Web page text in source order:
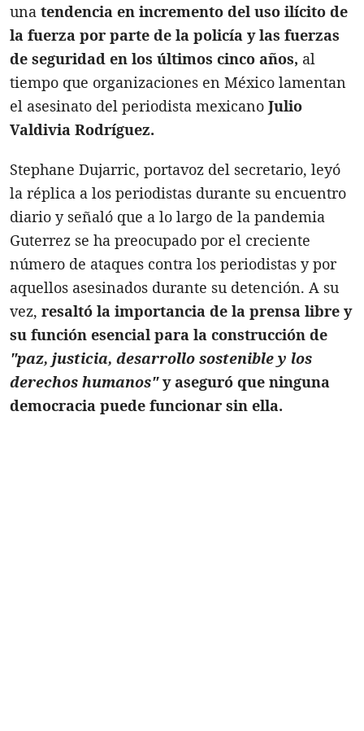
una tendencia en incremento del uso ilícito de
la fuerza por parte de la policía y las fuerzas
de seguridad en los últimos cinco años, al
tiempo que organizaciones en México lamentan
el asesinato del periodista mexicano Julio
Valdivia Rodríguez.
Stephane Dujarric, portavoz del secretario, leyó
la réplica a los periodistas durante su encuentro
diario y señaló que a lo largo de la pandemia
Guterrez se ha preocupado por el creciente
número de ataques contra los periodistas y por
aquellos asesinados durante su detención. A su
vez, resaltó la importancia de la prensa libre y
su función esencial para la construcción de
"paz, justicia, desarrollo sostenible y los
derechos humanos"y aseguró que ninguna
democracia puede funcionar sin ella.